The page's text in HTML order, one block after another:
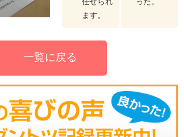
ます。
一覧に戻る